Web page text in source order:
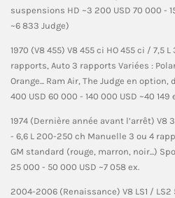
suspensions HD ~3 200 USD 70 000 -
~6 833 Judge)
1970 (V8 455) V8 455 ci HO 455 ci / 7,5
rapports, Auto 3 rapports Variées :
Orange... Ram Air, The Judge en
400 USD 60 000 - 140 000 USD ~40 149
1974 (Dernière année avant l’arrêt) V8
- 6,6 L 200-250 ch Manuelle 3 ou 4
GM standard (rouge, marron, noir...)
25 000 - 50 000 USD ~7 058 ex.
2004-2006 (Renaissance) V8 LS1 / LS2